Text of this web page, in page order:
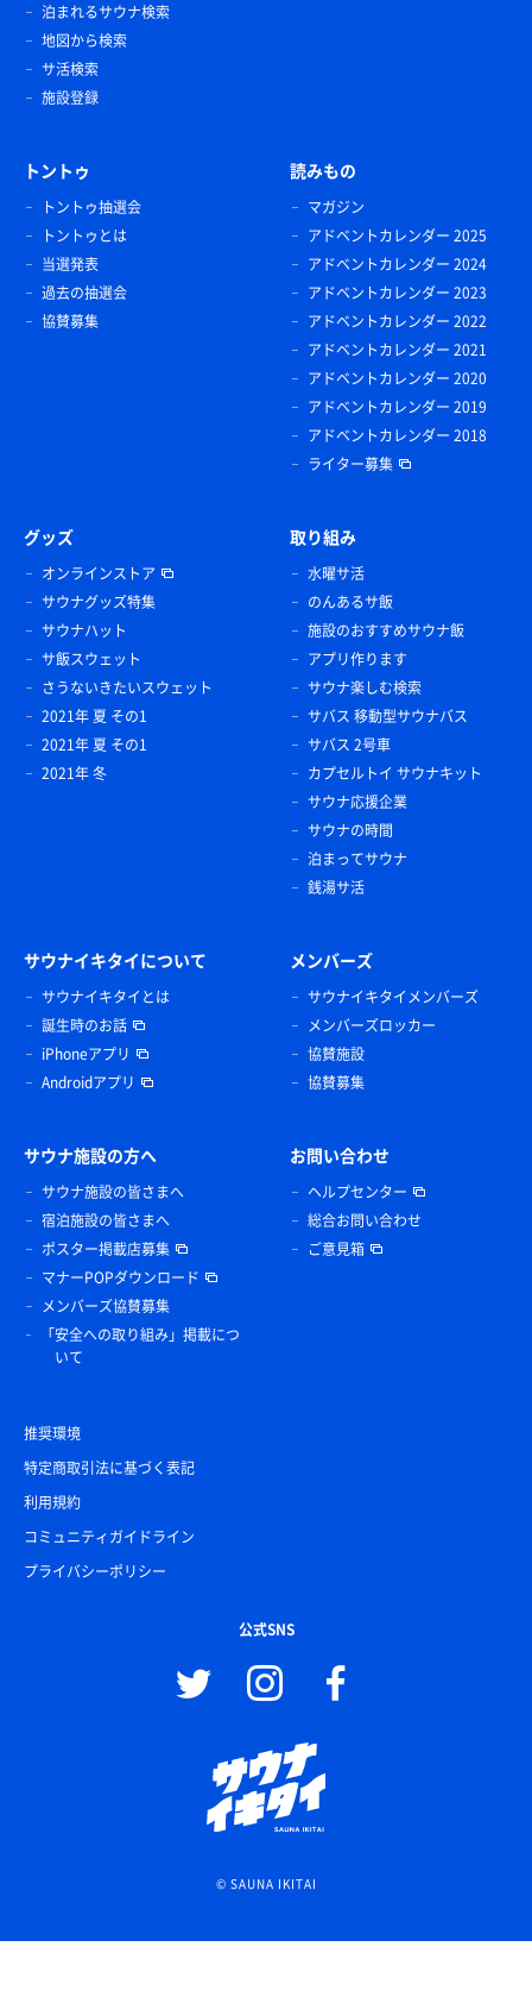
泊まれるサウナ検索
地図から検索
サ活検索
施設登録
トントゥ
トントゥ抽選会
トントゥとは
当選発表
過去の抽選会
協賛募集
読みもの
マガジン
アドベントカレンダー 2025
アドベントカレンダー 2024
アドベントカレンダー 2023
アドベントカレンダー 2022
アドベントカレンダー 2021
アドベントカレンダー 2020
アドベントカレンダー 2019
アドベントカレンダー 2018
ライター募集
グッズ
オンラインストア
サウナグッズ特集
サウナハット
サ飯スウェット
さうないきたいスウェット
2021年 夏 その1
2021年 夏 その1
2021年 冬
取り組み
水曜サ活
のんあるサ飯
施設のおすすめサウナ飯
アプリ作ります
サウナ楽しむ検索
サバス 移動型サウナバス
サバス 2号車
カプセルトイ サウナキット
サウナ応援企業
サウナの時間
泊まってサウナ
銭湯サ活
サウナイキタイについて
サウナイキタイとは
誕生時のお話
iPhoneアプリ
Androidアプリ
メンバーズ
サウナイキタイメンバーズ
メンバーズロッカー
協賛施設
協賛募集
サウナ施設の方へ
サウナ施設の皆さまへ
宿泊施設の皆さまへ
ポスター掲載店募集
マナーPOPダウンロード
メンバーズ協賛募集
「安全への取り組み」掲載につ
いて
お問い合わせ
ヘルプセンター
総合お問い合わせ
ご意見箱
推奨環境
特定商取引法に基づく表記
利用規約
コミュニティガイドライン
プライバシーポリシー
公式SNS
© SAUNA IKITAI